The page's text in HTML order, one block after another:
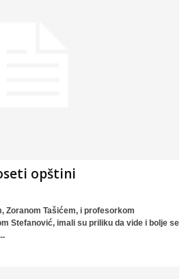
opštini
Zoranom Tašićem, i profesorkom
Stefanović, imali su priliku da vide i bolje se